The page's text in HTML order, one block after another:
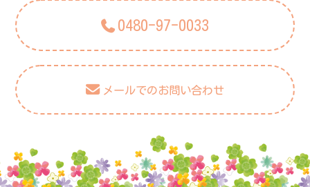
0480-97-0033
メールでのお問い合わせ